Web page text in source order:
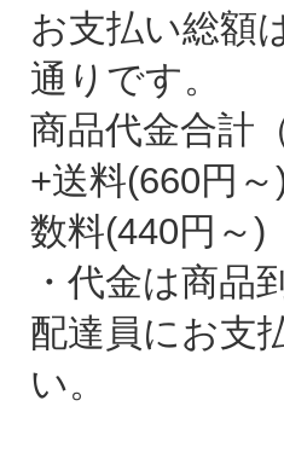
お支払い総額
通りです。
商品代金合計
+送料(660円
数料(440円～)
・代金は商品
配達員にお支
い。